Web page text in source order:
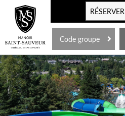
RÉSERVER
Code groupe